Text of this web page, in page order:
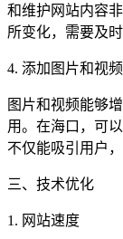
和维护网站内容
所变化，需要及时
4. 添加图片和视频
图片和视频能够
用。在海口，可
不仅能吸引用户
三、技术优化
1. 网站速度